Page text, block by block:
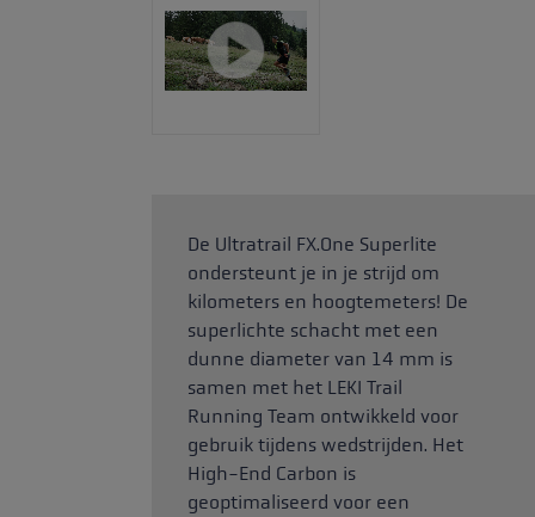
De Ultratrail FX.One Superlite
ondersteunt je in je strijd om
kilometers en hoogtemeters! De
superlichte schacht met een
dunne diameter van 14 mm is
samen met het LEKI Trail
Running Team ontwikkeld voor
gebruik tijdens wedstrijden. Het
High-End Carbon is
geoptimaliseerd voor een